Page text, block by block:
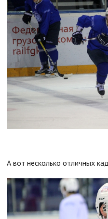
А вот несколько отличных